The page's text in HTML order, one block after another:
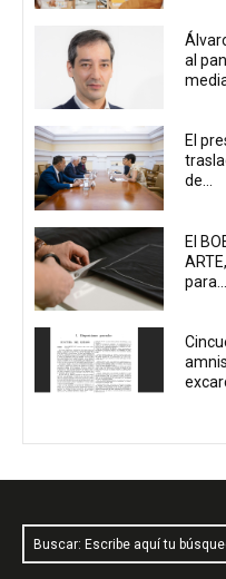
al
El
de...
El
para...
Buscar: Escribe aquí tu